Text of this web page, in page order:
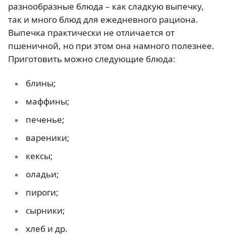
разнообразные блюда – как сладкую выпечку,
так и много блюд для ежедневного рациона.
Выпечка практически не отличается от
пшеничной, но при этом она намного полезнее.
Приготовить можно следующие блюда:
блины;
маффины;
печенье;
вареники;
кексы;
оладьи;
пироги;
сырники;
хлеб и др.